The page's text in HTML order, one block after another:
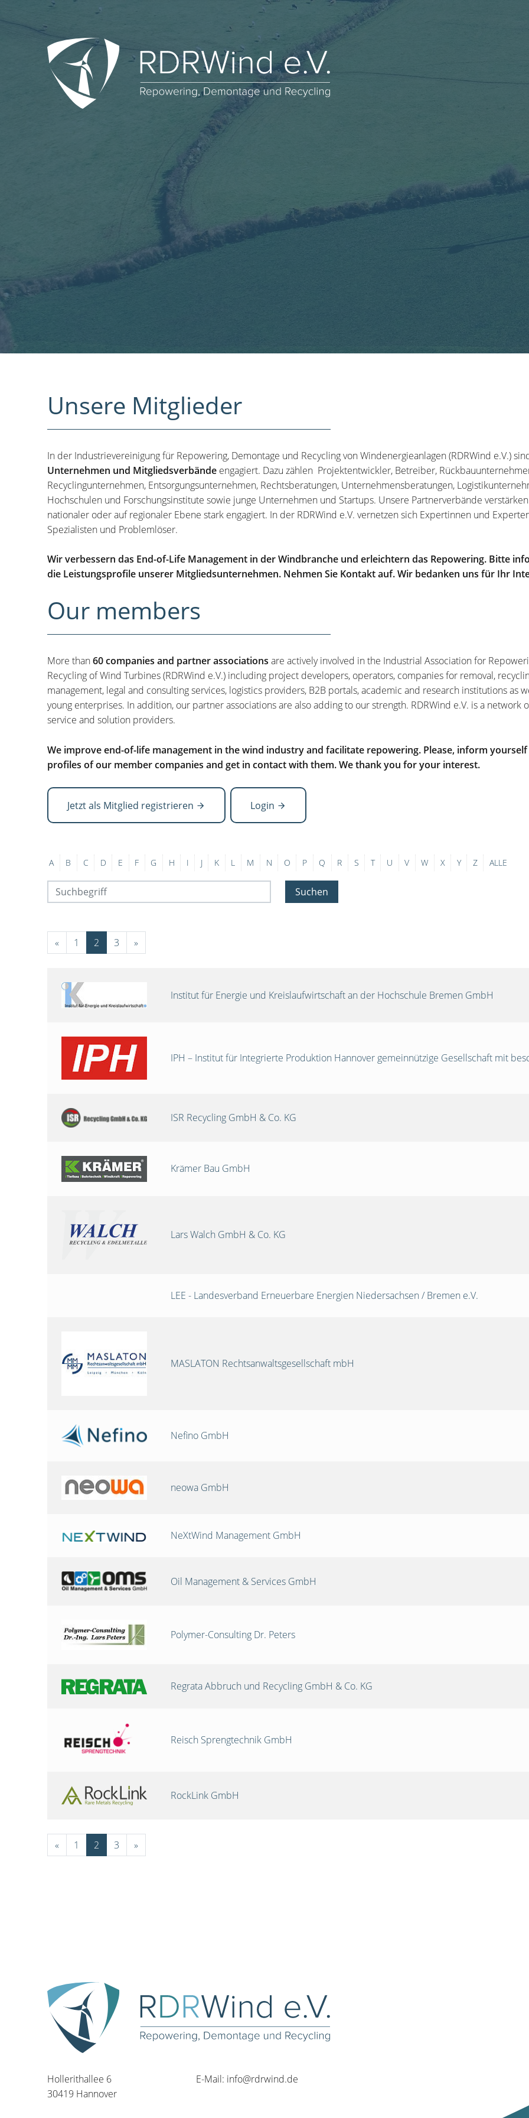
Unsere Mitglieder
In der Industrievereinigung für Repowering, Demontage und Recycling von Windenergieanlagen (RDRWind e.V.)
Unternehmen und Mitgliedsverbände engagiert. Dazu zählen Projektentwickler, Betreiber,
Recyclingunternehmen, Entsorgungsunternehmen, Rechtsberatungen, Unternehmensberatungen,
Hochschulen und Forschungsinstitute sowie junge Unternehmen und Startups. Unsere Partnerverbände
nationaler oder auf regionaler Ebene stark engagiert. In der RDRWind e.V. vernetzen sich Expertinnen und
Spezialisten und Problemlöser.
Wir verbessern das End-of-Life Management in der Windbranche und erleichtern das Repowering. Bitte
die Leistungsprofile unserer Mitgliedsunternehmen. Nehmen Sie Kontakt auf. Wir bedanken uns für Ihr
Our members
More than60 companies and partner associations are actively involved in the Industrial Association for
Recycling of Wind Turbines (RDRWind e.V.) including project developers, operators, companies for removal,
management, legal and consulting services, logistics providers, B2B portals, academic and research institutions as
young enterprises. In addition, our partner associations are also adding to our strength. RDRWind e.V. is a network
service and solution providers.
We improve end-of-life management in the wind industry and facilitate repowering. Please, inform
profiles of our member companies and get in contact with them. We thank you for your interest.
Jetzt als Mitglied registrieren Login
A B C D E F G H I J K L M N O P Q R S T U V W X Y Z ALLE
Suchen
« 1 2 3 »
Institut für Energie und Kreislaufwirtschaft an der Hochschule Bremen GmbH
IPH – Institut für Integrierte Produktion Hannover gemeinnützige Gesellschaft mit
ISR Recycling GmbH & Co. KG
Krämer Bau GmbH
Lars Walch GmbH & Co. KG
LEE - Landesverband Erneuerbare Energien Niedersachsen / Bremen e.V.
MASLATON Rechtsanwaltsgesellschaft mbH
Nefino GmbH
neowa GmbH
NeXtWind Management GmbH
Oil Management & Services GmbH
Polymer-Consulting Dr. Peters
Regrata Abbruch und Recycling GmbH & Co. KG
Reisch Sprengtechnik GmbH
RockLink GmbH
« 1 2 3 »
Hollerithallee 6
30419 Hannover
E-Mail: info@rdrwind.de